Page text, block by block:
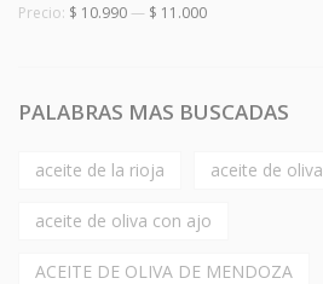
Precio: $ 10.990 — $ 11.000
PALABRAS MAS BUSCADAS
aceite de la rioja aceite de oliva
aceite de oliva con ajo
ACEITE DE OLIVA DE MENDOZA